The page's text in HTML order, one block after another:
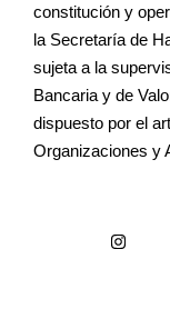
constitución y
la Secretaría de
sujeta a la
Bancaria y de
dispuesto por el
Organizaciones y